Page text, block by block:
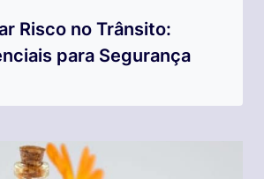
Risco no Trânsito:
para Segurança